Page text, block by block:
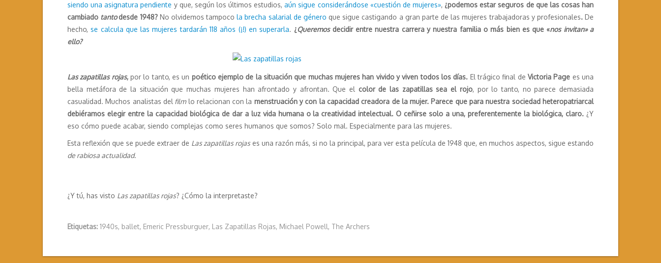
siendo una asignatura pendiente y que, según los últimos estudios,aún sigue considerándose «cuestión de mujeres», ¿podemos estar seguros de que las cosas han
cambiado tantodesde 1948?No olvidemos tampoco la brecha salarial de género que sigue castigando a gran parte de las mujeres trabajadoras y profesionales.De
hecho,se calcula que las mujeres tardarán 118 años (¡!) en superarla. ¿Queremosdecidir entre nuestra carrera y nuestra familia o más bien es que «nos invitan» a
ello?
Las zapatillas rojas,por lo tanto, es un poético ejemplo de la situación que muchas mujeres han vivido y viven todos los días. El trágico final deVictoria Page es una
bella metáfora de la situación que muchas mujeres han afrontado y afrontan. Que el color de las zapatillas sea el rojo, por lo tanto, no parece demasiada
casualidad. Muchos analistas del filmlo relacionan con la menstruación y con la capacidad creadora de la mujer. Parece que para nuestra sociedad heteropatriarcal
debiéramos elegir entre la capacidad biológica de dar a luz vida humana o la creatividad intelectual. O ceñirse solo a una, preferentemente la biológica, claro. ¿Y
eso cómo puede acabar, siendo complejas como seres humanos que somos? Solo mal. Especialmente para las mujeres.
Esta reflexión que se puede extraer de Las zapatillas rojas es una razón más, si no la principal, para ver esta película de 1948 que, en muchos aspectos, sigue estando
de rabiosa actualidad.
¿Y tú, has visto Las zapatillas rojas? ¿Cómo la interpretaste?
Etiquetas: 1940s, ballet, Emeric Pressburguer, Las Zapatillas Rojas, Michael Powell, The Archers